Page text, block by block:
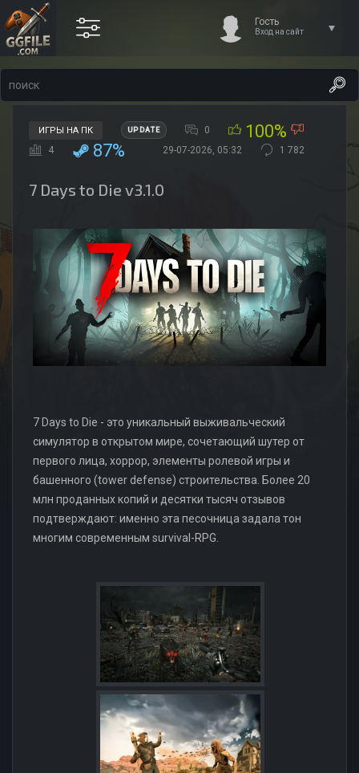
Гость
Вход на сайт
ИГРЫ НА ПК UPDATE 0 100%
4 87% 29-07-2026, 05:32 1 782
7 Days to Die v3.1.0
7 Days to Die - это уникальный выживальческий
симулятор в открытом мире, сочетающий шутер от
первого лица, хоррор, элементы ролевой игры и
башенного (tower defense) строительства. Более 20
млн проданных копий и десятки тысяч отзывов
подтверждают: именно эта песочница задала тон
многим современным survival-RPG.